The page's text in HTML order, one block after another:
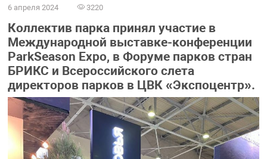
6 апреля 2024 3220
Коллектив парка принял участие в
Международной выставке-конференции
ParkSeason Expo, в Форуме парков стран
БРИКС и Всероссийского слета
директоров парков в ЦВК «Экспоцентр».